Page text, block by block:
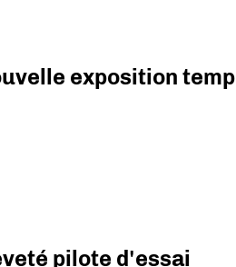
exposition
pilote d'essai